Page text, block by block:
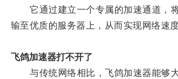
它通过建立一个专属的加速通道，
输至优质的服务器上，从而实现网络速度
飞鸽加速器打不开了
与传统网络相比，飞鸽加速器能够